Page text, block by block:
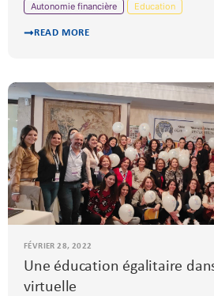
Autonomie financière Education
READ MORE
FÉVRIER 28, 2022
Une éducation égalitaire
virtuelle